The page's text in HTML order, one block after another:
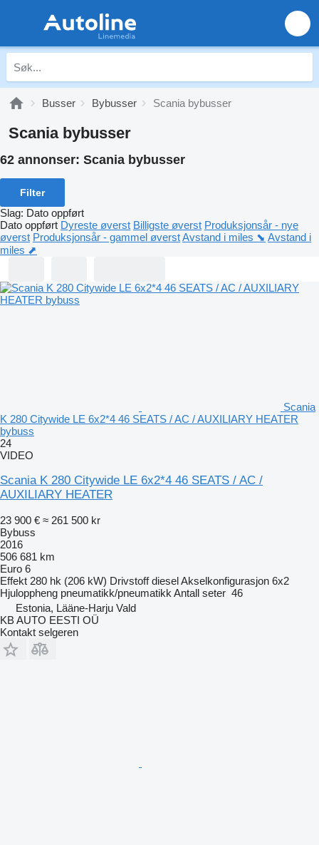
Busser Bybusser Scania bybusser
Scania bybusser
62 annonser: Scania bybusser
Filter
Slag: Dato oppført
Dato oppført Dyreste øverst Billigste øverst Produksjonsår - nye
øverst Produksjonsår - gammel øverstAvstand i miles ⬊ Avstand i
miles ⬈
Scania
K 280 Citywide LE 6x2*4 46 SEATS / AC / AUXILIARY HEATER
bybuss
24
VIDEO
Scania K 280 Citywide LE 6x2*4 46 SEATS / AC /
AUXILIARY HEATER
23 900 € ≈ 261 500 kr
Bybuss
2016
506 681 km
Euro 6
Effekt 280 hk (206 kW) Drivstoff dieselAkselkonfigurasjon 6x2
Hjuloppheng pneumatikk/pneumatikk Antall seter 46
Estonia, Lääne-Harju Vald
KB AUTO EESTI OÜ
Kontakt selgeren